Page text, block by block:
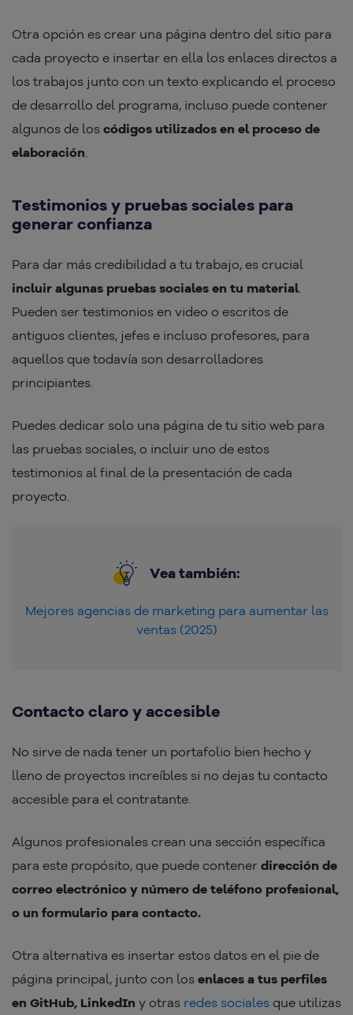
Otra opción es crear una página dentro del sitio para
cada proyecto e insertar en ella los enlaces directos a
los trabajos junto con un texto explicando el proceso
de desarrollo del programa, incluso puede contener
algunos de los códigos utilizados en el proceso de
elaboración.
Testimonios y pruebas sociales para
generar confianza
Para dar más credibilidad a tu trabajo, es crucial
incluir algunas pruebas sociales en tu material.
Pueden ser testimonios en video o escritos de
antiguos clientes, jefes e incluso profesores, para
aquellos que todavía son desarrolladores
principiantes.
Puedes dedicar solo una página de tu sitio web para
las pruebas sociales, o incluir uno de estos
testimonios al final de la presentación de cada
proyecto.
Vea también:
Mejores agencias de marketing para aumentar las
ventas (2025)
Contacto claro y accesible
No sirve de nada tener un portafolio bien hecho y
lleno de proyectos increíbles si no dejas tu contacto
accesible para el contratante.
Algunos profesionales crean una sección específica
para este propósito, que puede contener dirección de
correo electrónico y número de teléfono profesional,
o un formulario para contacto.
Otra alternativa es insertar estos datos en el pie de
página principal, junto con los enlaces a tus perfiles
en GitHub, LinkedIn y otras redes sociales que utilizas